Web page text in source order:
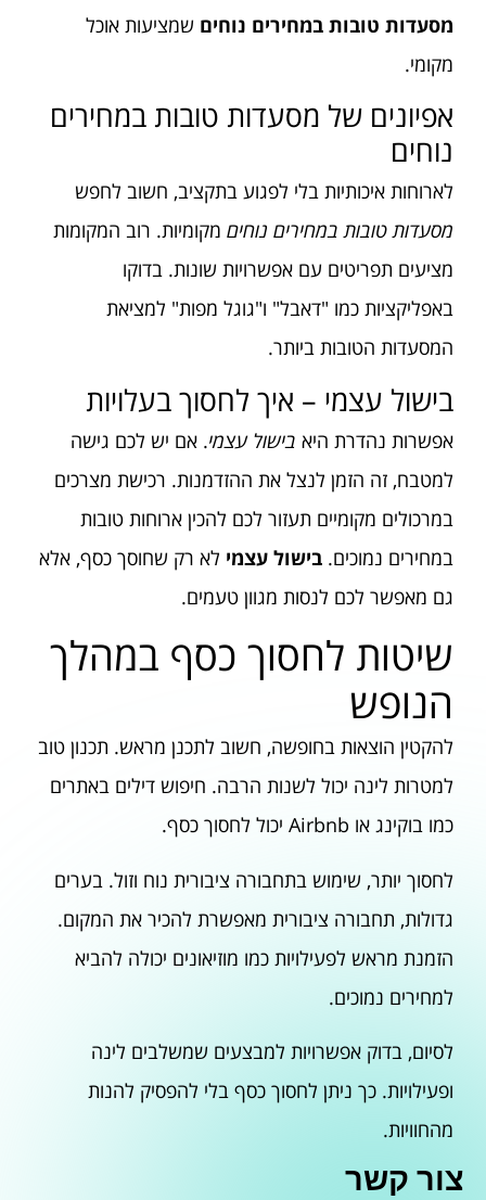
מסעדות טובות במחירים נוחים שמציעות אוכל
מקומי.
אפיונים של מסעדות טובות במחירים
נוחים
לארוחות איכותיות בלי לפגוע בתקציב, חשוב לחפש
מסעדות טובות במחירים נוחים מקומיות. רוב המקומות
מציעים תפריטים עם אפשרויות שונות. בדוקו
באפליקציות כמו "דאבל" ו"גוגל מפות" למציאת
המסעדות הטובות ביותר.
בישול עצמי – איך לחסוך בעלויות
אפשרות נהדרת היא בישול עצמי. אם יש לכם גישה
למטבח, זה הזמן לנצל את ההזדמנות. רכישת מצרכים
במרכולים מקומיים תעזור לכם להכין ארוחות טובות
במחירים נמוכים. בישול עצמי לא רק שחוסך כסף, אלא
גם מאפשר לכם לנסות מגוון טעמים.
שיטות לחסוך כסף במהלך
הנופש
להקטין הוצאות בחופשה, חשוב לתכנן מראש. תכנון טוב
למטרות לינה יכול לשנות הרבה. חיפוש דילים באתרים
כמו בוקינג או Airbnb יכול לחסוך כסף.
לחסוך יותר, שימוש בתחבורה ציבורית נוח וזול. בערים
גדולות, תחבורה ציבורית מאפשרת להכיר את המקום.
הזמנת מראש לפעילויות כמו מוזיאונים יכולה להביא
למחירים נמוכים.
לסיום, בדוק אפשרויות למבצעים שמשלבים לינה
ופעילויות. כך ניתן לחסוך כסף בלי להפסיק להנות
מהחוויות.
צור קשר